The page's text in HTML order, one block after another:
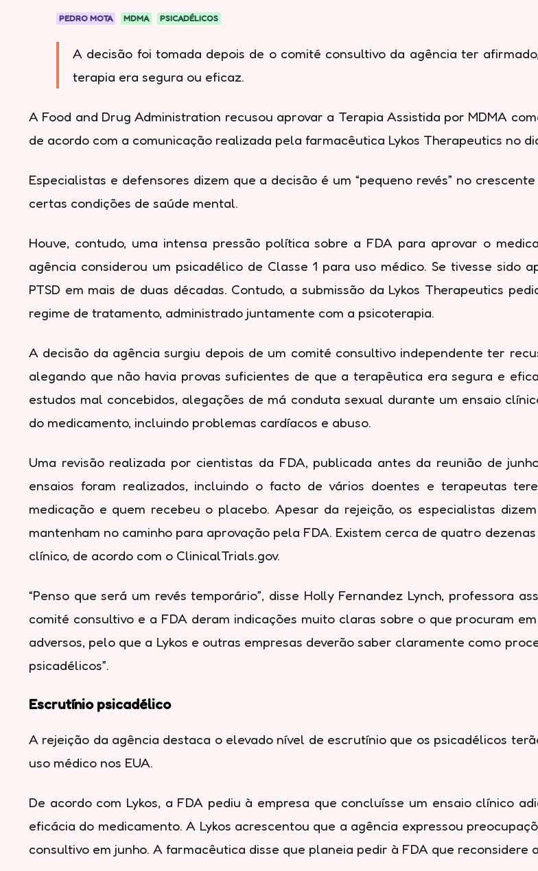
PEDRO MOTA MDMA PSICADÉLICOS
A decisão foi tomada depois de o comité consultivo da agência ter
terapia era segura ou eficaz.
A Food and Drug Administration recusou aprovar a Terapia Assistida por MDMA
de acordo com a comunicação realizada pela farmacêutica Lykos Therapeutics no
Especialistas e defensores dizem que a decisão é um “pequeno revés” no
certas condições de saúde mental.
Houve, contudo, uma intensa pressão política sobre a FDA para aprovar o
agência considerou um psicadélico de Classe 1 para uso médico. Se tivesse
PTSD em mais de duas décadas. Contudo, a submissão da Lykos Therapeutics
regime de tratamento, administrado juntamente com a psicoterapia.
A decisão da agência surgiu depois de um comité consultivo independente ter
alegando que não havia provas suficientes de que a terapêutica era segura e
estudos mal concebidos, alegações de má conduta sexual durante um ensaio
do medicamento, incluindo problemas cardíacos e abuso.
Uma revisão realizada por cientistas da FDA, publicada antes da reunião de
ensaios foram realizados, incluindo o facto de vários doentes e terapeutas
medicação e quem recebeu o placebo. Apesar da rejeição, os especialistas
mantenham no caminho para aprovação pela FDA. Existem cerca de quatro
clínico, de acordo com o ClinicalTrials.gov.
“Penso que será um revés temporário”, disse Holly Fernandez Lynch, professora
comité consultivo e a FDA deram indicações muito claras sobre o que procuram
adversos, pelo que a Lykos e outras empresas deverão saber claramente como
psicadélicos”.
Escrutínio psicadélico
A rejeição da agência destaca o elevado nível de escrutínio que os psicadélicos
uso médico nos EUA.
De acordo com Lykos, a FDA pediu à empresa que concluísse um ensaio clínico
eficácia do medicamento. A Lykos acrescentou que a agência expressou
consultivo em junho. A farmacêutica disse que planeia pedir à FDA que reconsidere